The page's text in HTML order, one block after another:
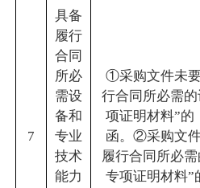
7
具备
履行
合同
所必
需设
备和
专业
技术
能力
①采购文件未
行合同所必需
项证明材料”的
函。②采购文
履行合同所必
专项证明材料”